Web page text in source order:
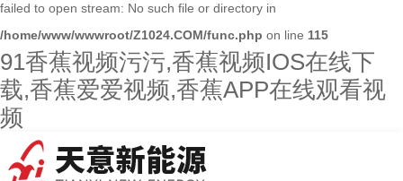
failed to open stream: No such file or directory in
/home/www/wwwroot/Z1024.COM/func.php on line 115
91香蕉视频污污,香蕉视频IOS在线下
载,香蕉爱爱视频,香蕉APP在线观看视
频
人才招聘
新闻资讯
联系91香蕉视频污污